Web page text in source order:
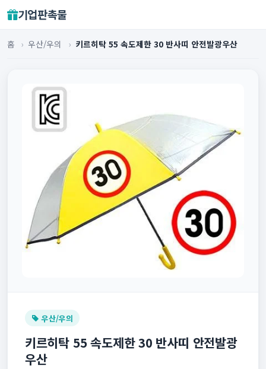
기업판촉물
홈 › 우산/우의 › 키르히탁 55 속도제한 30 반사띠 안전발광우산
우산/우의
키르히탁 55 속도제한 30 반사띠 안전발광
우산